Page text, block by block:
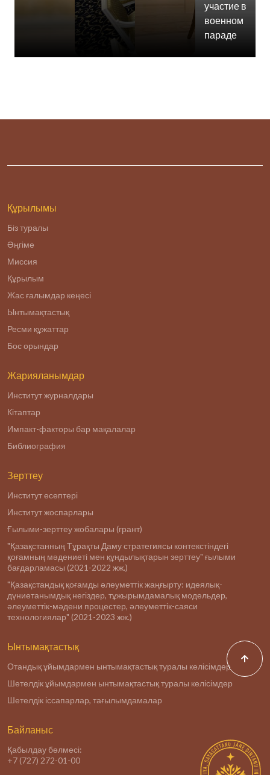
участие в
военном
параде
Құрылымы
Біз туралы
Әңгіме
Миссия
Құрылым
Жас ғалымдар кеңесі
Ынтымақтастық
Ресми құжаттар
Бос орындар
Жарияланымдар
Институт журналдары
Кітаптар
Импакт-факторы бар мақалалар
Библиография
Зерттеу
Институт есептері
Институт жоспарлары
Ғылыми-зерттеу жобалары (грант)
"Қазақстанның Тұрақты Даму стратегиясы контекстіндегі
қоғамның мәдениеті мен құндылықтарын зерттеу" ғылыми
бағдарламасы (2021-2022 жж.)
"Қазақстандық қоғамды әлеуметтік жаңғырту: идеялық-
дүниетанымдық негіздер, тұжырымдамалық модельдер,
әлеуметтік-мәдени процестер, әлеуметтік-саяси
технологиялар" (2021-2023 жж.)
Ынтымақтастық
Отандық ұйымдармен ынтымақтастық туралы келісімдер
Шетелдік ұйымдармен ынтымақтастық туралы келісімдер
Шетелдік іссапарлар, тағылымдамалар
Байланыс
Қабылдау бөлмесі:
+7 (727) 272-01-00